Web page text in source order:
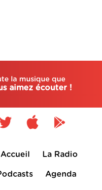
la musique que
aimez écouter !
Accueil La Radio
Agenda